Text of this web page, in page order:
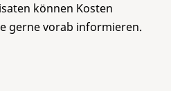
können Kosten
gerne vorab informieren.